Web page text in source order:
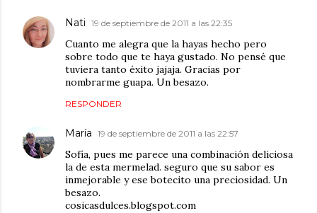
Nati 19 de septiembre de 2011 a las 22:35
Cuanto me alegra que la hayas hecho pero
sobre todo que te haya gustado. No pensé que
tuviera tanto éxito jajaja. Gracias por
nombrarme guapa. Un besazo.
RESPONDER
María 19 de septiembre de 2011 a las 22:57
Sofía, pues me parece una combinación deliciosa
la de esta mermelad. seguro que su sabor es
inmejorable y ese botecito una preciosidad. Un
besazo.
cosicasdulces.blogspot.com